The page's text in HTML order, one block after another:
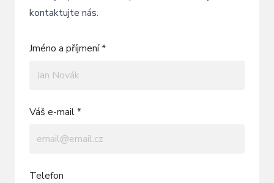
kontaktujte nás.
Jméno a příjmení *
Váš e-mail *
Telefon